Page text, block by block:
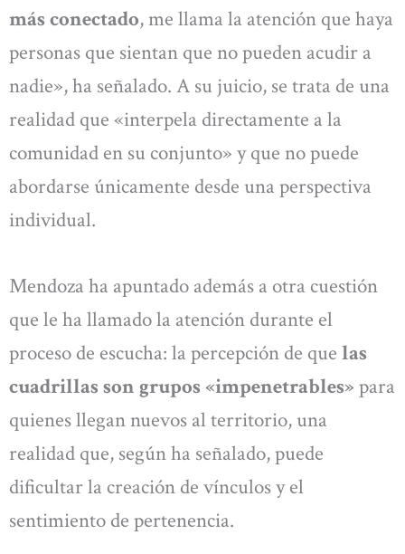
más conectado, me llama la atención que haya
personas que sientan que no pueden acudir a
nadie», ha señalado. A su juicio, se trata de una
realidad que «interpela directamente a la
comunidad en su conjunto» y que no puede
abordarse únicamente desde una perspectiva
individual.
Mendoza ha apuntado además a otra cuestión
que le ha llamado la atención durante el
proceso de escucha: la percepción de que las
cuadrillas son grupos «impenetrables» para
quienes llegan nuevos al territorio, una
realidad que, según ha señalado, puede
dificultar la creación de vínculos y el
sentimiento de pertenencia.